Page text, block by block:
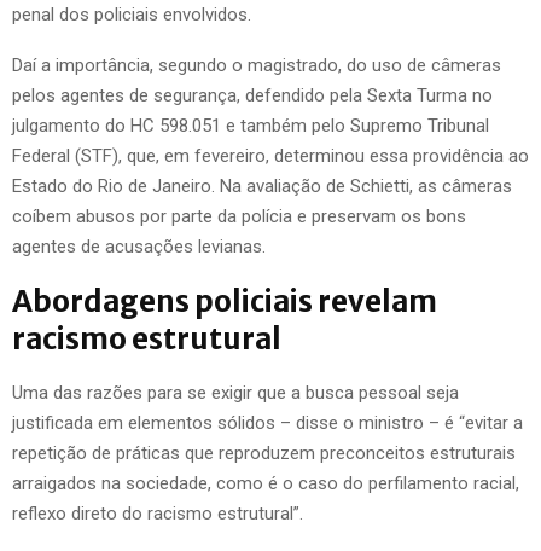
penal dos policiais envolvidos.
Daí a importância, segundo o magistrado, do uso de câmeras
pelos agentes de segurança, defendido pela Sexta Turma no
julgamento do HC 598.051 e também pelo Supremo Tribunal
Federal (STF), que, em fevereiro, determinou essa providência ao
Estado do Rio de Janeiro. Na avaliação de Schietti, as câmeras
coíbem abusos por parte da polícia e preservam os bons
agentes de acusações levianas.
Abordagens policiais revelam
racismo estrutural
Uma das razões para se exigir que a busca pessoal seja
justificada em elementos sólidos – disse o ministro – é “evitar a
repetição de práticas que reproduzem preconceitos estruturais
arraigados na sociedade, como é o caso do perfilamento racial,
reflexo direto do racismo estrutural”.